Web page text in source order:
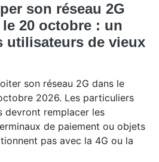
son réseau 2G
20 octobre : un
utilisateurs de vieux
son réseau 2G dans le
2026. Les particuliers
devront remplacer les
de paiement ou objets
pas avec la 4G ou la